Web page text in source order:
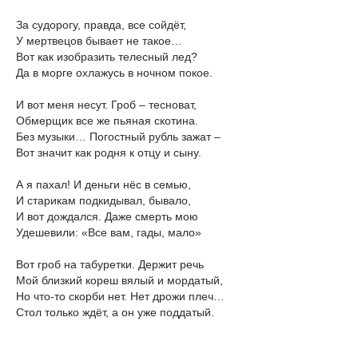
За судорогу, правда, все сойдёт,
У мертвецов бывает не такое…
Вот как изобразить телесный лед?
Да в морге охлажусь в ночном покое.
И вот меня несут. Гроб – тесноват,
Обмерщик все же пьяная скотина.
Без музыки… Погостный рубль зажат –
Вот значит как родня к отцу и сыну.
А я пахал! И деньги нёс в семью,
И старикам подкидывал, бывало,
И вот дождался. Даже смерть мою
Удешевили: «Все вам, гады, мало»
Вот гроб на табуретки. Держит речь
Мой близкий кореш вялый и мордатый,
Но что-то скорби нет. Нет дрожи плеч…
Стол только ждёт, а он уже поддатый.